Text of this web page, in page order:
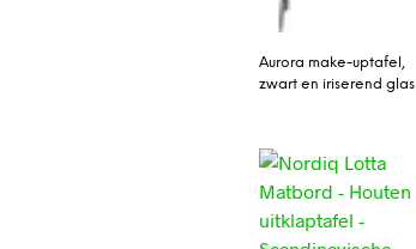
Aurora make-uptafel,
zwart en iriserend glas